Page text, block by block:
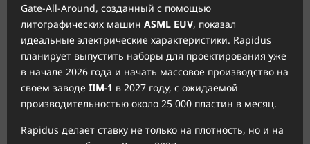
Gate-All-Around, созданный с помощью
литографических машин ASML EUV, показал
идеальные электрические характеристики. Rapidus
планирует выпустить наборы для проектирования уже
в начале 2026 года и начать массовое производство на
своем заводе IIM-1 в 2027 году, с ожидаемой
производительностью около 25 000 пластин в месяц.
Rapidus делает ставку не только на плотность, но и на